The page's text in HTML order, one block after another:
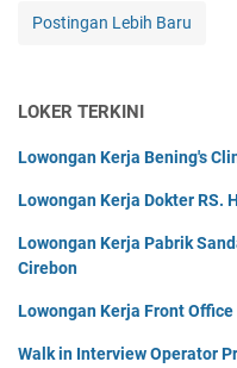
Postingan Lebih Baru
LOKER TERKINI
Lowongan Kerja Bening's
Lowongan Kerja Dokter RS.
Lowongan Kerja Pabrik
Cirebon
Lowongan Kerja Front
Walk in Interview Operator